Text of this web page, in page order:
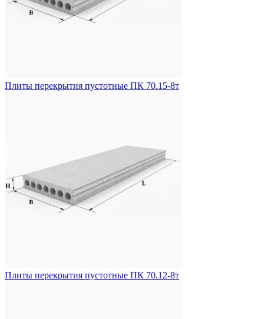
Плиты перекрытия пустотные ПК 70.15-8т
Плиты перекрытия пустотные ПК 70.12-8т